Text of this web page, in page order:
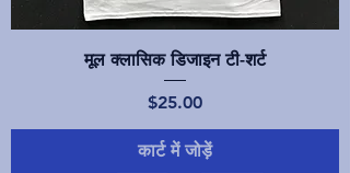
मूल क्लासिक डिजाइन टी-शर्ट
मूल्य
$25.00
कार्ट में जोड़ें